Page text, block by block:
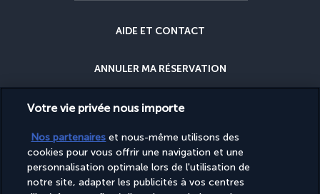
AIDE ET CONTACT
ANNULER MA RÉSERVATION
GARANTIE DU MEILLEUR PRIX
GARANTIE ANNULATION
POURQUOI RÉSERVER AVEC NOUS ?
Votre vie privée nous importe
Nos partenaires et nous-même utilisons des
cookies pour vous offrir une navigation et une
personnalisation optimale lors de l'utilisation de
notre site, adapter les publicités à vos centres